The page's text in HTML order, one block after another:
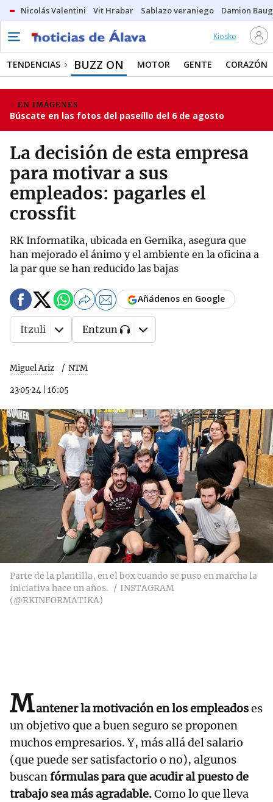
Nicolás Valentini Vit Hrabar Sablazo veraniego Damion
Kiosko
TENDENCIAS BUZZ ON MOTOR GENTE CORAZÓN
EN IMÁGENES
Búscate en las fotos del paseíllo del 6 de agosto
La decisión de esta empresa
para motivar a sus
empleados: pagarles el
crossfit
RK Informatika, ubicada en Gernika, asegura que
han mejorado el ánimo y el ambiente en la oficina a
la par que se han reducido las bajas
Miguel Ariz NTM
23·05·24 16:05
Añádenos en Google
Itzuli Entzun
Parte de la plantilla, en el box cuando se puso en marcha la
iniciativa hace un años.
INSTAGRAM
(@RKINFORMATIKA)
Mantener la motivación en los empleadoses
un objetivo que a buen seguro se proponen
muchos empresarios. Y, más allá del salario
(que puede ser satisfactorio o no), algunos
buscanfórmulas para que acudir al puesto de
trabajo sea más agradable.Como lo que lleva